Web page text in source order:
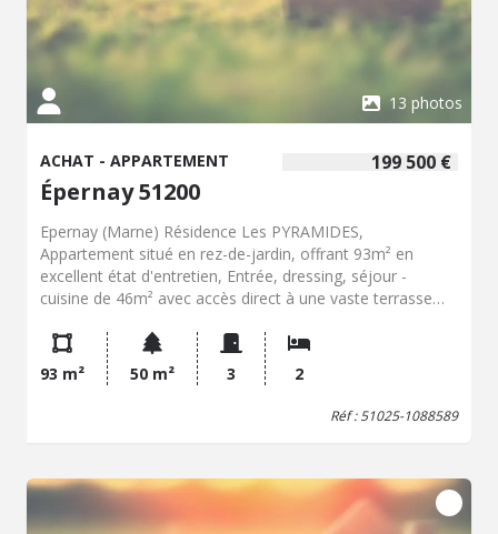
13 photos
199 500 €
ACHAT - APPARTEMENT
Épernay 51200
Epernay (Marne) Résidence Les PYRAMIDES,
Appartement situé en rez-de-jardin, offrant 93m² en
excellent état d'entretien, Entrée, dressing, séjour -
cuisine de 46m² avec accès direct à une vaste terrasse
Cave et parking couvert privé.
93 m²
50 m² 3 2
Réf : 51025-1088589